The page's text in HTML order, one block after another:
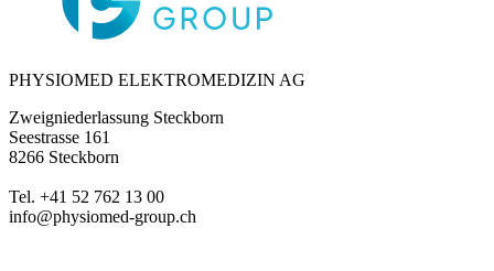
PHYSIOMED ELEKTROMEDIZIN AG
Zweigniederlassung Steckborn
Seestrasse 161
8266 Steckborn
Tel. +41 52 762 13 00
info@physiomed-group.ch